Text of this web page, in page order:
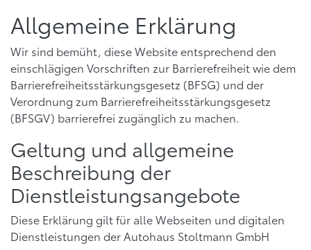
Allgemeine Erklärung
Wir sind bemüht, diese Website entsprechend den
einschlägigen Vorschriften zur Barrierefreiheit wie dem
Barrierefreiheitsstärkungsgesetz (BFSG) und der
Verordnung zum Barrierefreiheitsstärkungsgesetz
(BFSGV) barrierefrei zugänglich zu machen.
Geltung und allgemeine
Beschreibung der
Dienstleistungsangebote
Diese Erklärung gilt für alle Webseiten und digitalen
Dienstleistungen der Autohaus Stoltmann GmbH